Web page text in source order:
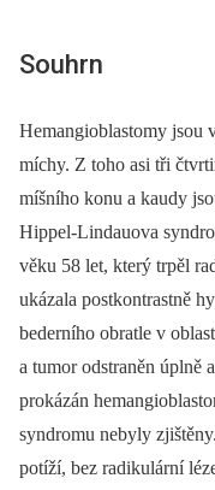
Souhrn
Hemangioblastomy jsou
míchy. Z toho asi tři
míšního konu a kaudy
Hippel-Lindauova
věku 58 let, který trpěl
ukázala postkontrastně
bederního obratle v
a tumor odstraněn úplně
prokázán
syndromu nebyly
potíží, bez radi­kulární